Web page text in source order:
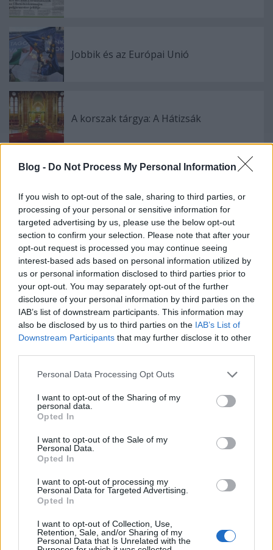
Blog - Do Not Process My Personal Information
If you wish to opt-out of the sale, sharing to third parties, or
processing of your personal or sensitive information for
targeted advertising by us, please use the below opt-out
section to confirm your selection. Please note that after your
opt-out request is processed you may continue seeing
interest-based ads based on personal information utilized by
us or personal information disclosed to third parties prior to
your opt-out. You may separately opt-out of the further
disclosure of your personal information by third parties on the
IAB’s list of downstream participants. This information may
also be disclosed by us to third parties on the IAB’s List of
Downstream Participants that may further disclose it to other
Please note that this website/app uses one or more Google
not limited to your visit or usage behaviour. You may click to
grant or deny consent to Google and its third-party tags to
use your data for below specified purposes in below Google
consent section.
Personal Data Processing Opt Outs
I want to opt-out of the Sharing of my
personal data.
Opted In
I want to opt-out of the Sale of my
Personal Data.
Opted In
I want to opt-out of processing my
Personal Data for Targeted Advertising.
Opted In
I want to opt-out of Collection, Use,
Retention, Sale, and/or Sharing of my
Personal Data that Is Unrelated with the
Jobbik és az Európai Unió
A korszak tárgya: A Hátizsák
Szólj hozzá!
A hozzászóláshoz be kell lépned!
VAGY
Senkiházy/ישראל/